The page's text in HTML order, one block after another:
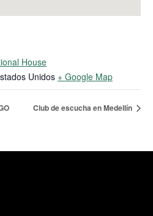
House
Unidos + Google Map
Club de escucha en Medellín